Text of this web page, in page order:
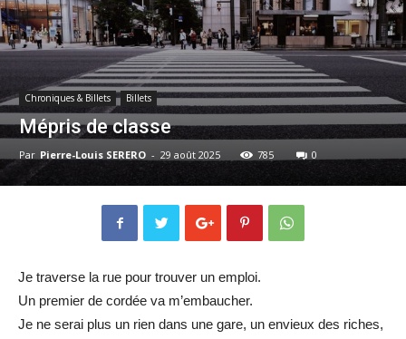
sans-
voix
Chroniques & Billets Billets
Mépris de classe
Par Pierre-Louis SERERO - 29 août 2025 785 0
Je traverse la rue pour trouver un emploi.
Un premier de cordée va m’embaucher.
Je ne serai plus un rien dans une gare, un envieux des riches,